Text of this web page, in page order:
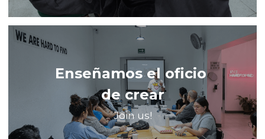
Enseñamos el oficio
de crear
Join us!